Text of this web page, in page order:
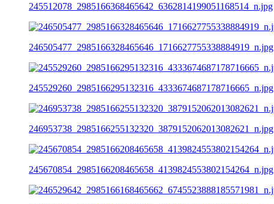
245512078_2985166368465642_6362814199051168514_n.jpg
246505477_2985166328465646_1716627755338884919_n.jpg
245529260_2985166295132316_4333674687178716665_n.jpg
246953738_2985166255132320_3879152062013082621_n.jpg
245670854_2985166208465658_4139824553802154264_n.jpg